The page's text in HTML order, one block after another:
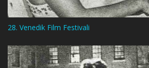
28. Venedik Film Festivali